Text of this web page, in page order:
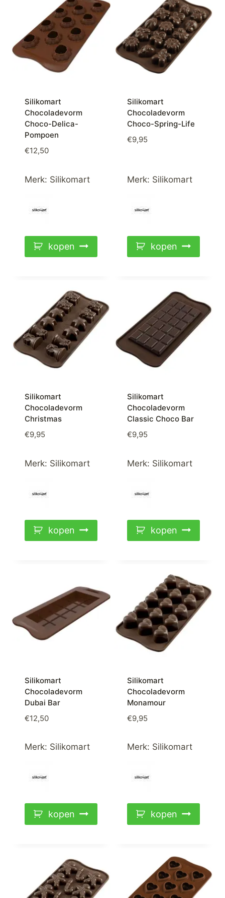
Silikomart
Chocoladevorm
Choco-Delica-
Pompoen
€12,50
Merk: Silikomart
kopen
Silikomart
Chocoladevorm
Choco-Spring-Life
€9,95
Merk: Silikomart
kopen
Silikomart
Chocoladevorm
Christmas
€9,95
Merk: Silikomart
kopen
Silikomart
Chocoladevorm
Classic Choco Bar
€9,95
Merk: Silikomart
kopen
Silikomart
Chocoladevorm
Dubai Bar
€12,50
Merk: Silikomart
kopen
Silikomart
Chocoladevorm
Monamour
€9,95
Merk: Silikomart
kopen